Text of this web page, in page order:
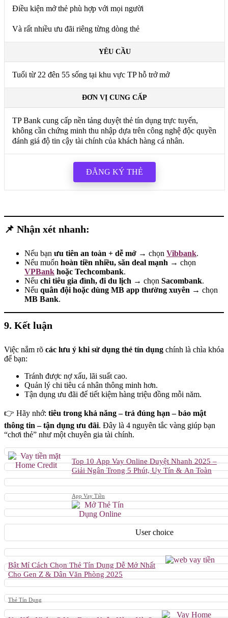
Điều kiện mở thẻ phù hợp với mọi người
Và rất nhiều ưu đãi riêng từng dòng thẻ
YÊU CẦU
Tuổi từ 22 đên 55 sống tại khu vực TP hỗ trở mở
ĐƠN VỊ CUNG CẤP
TP Bank cung cấp nền tảng duyệt thẻ tín dụng trực tuyến,
không cần chứng minh thu nhập dựa trên công nghệ độc quyền
đánh giá độ tin cậy tài chính của khách hàng cá nhân.
ĐĂNG KÝ THẺ
📌 Nhận xét nhanh:
Nếu bạn ưu tiên an toàn + dễ mở → chọn Vibbank.
Nếu muốn hoàn tiền nhiều, săn deal mạnh → chọn
VPBank hoặc Techcombank.
Nếu chi tiêu gia đình, đi du lịch → chọn Sacombank.
Nếu quân đội hoặc dùng MB app thường xuyên → chọn
MB Bank.
9. Kết luận
Việc nắm rõ các lưu ý khi sử dụng thẻ tín dụng chính là chìa khóa
để bạn:
Tránh được nợ xấu, lãi suất cao.
Quản lý chi tiêu cá nhân thông minh hơn.
Tận dụng ưu đãi để tiết kiệm hàng triệu đồng mỗi năm.
👉 Hãy nhớ: tiêu trong khả năng – trả đúng hạn – bảo mật
thông tin – tận dụng ưu đãi. Đây là 4 nguyên tắc vàng giúp bạn
“chơi thẻ” như một chuyên gia tài chính.
Top 10 App Vay Online Duyệt Nhanh 2025 –
Giải Ngân Trong 5 Phút, Uy Tín & An Toàn
App Vay Tiền
Bật Mí Cách Chọn Thẻ Tín Dụng Dễ Mở Nhất
Cho Gen Z & Dân Văn Phòng 2025
Thẻ Tín Dụng
User choice